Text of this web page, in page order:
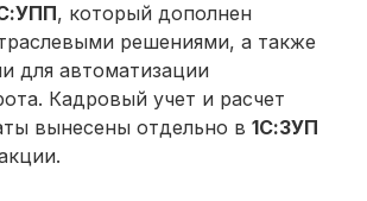
, который дополнен
решениями, а также
для автоматизации
Кадровый учет и расчет
вынесены отдельно в 1С:ЗУП